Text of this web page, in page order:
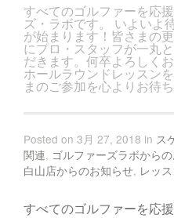
すべてのゴルファーを応
ズ・ラボです。 いよいよ
が始まります！皆さまの
にプロ・スタッフが一丸
だきます。何卒よろしく
ホールラウンドレッスン
まのご参加を心よりお待
Posted on 3月 27, 2018 in ス
関連, ゴルファーズラボから
白山店からのお知らせ, レッ
すべてのゴルファーを応